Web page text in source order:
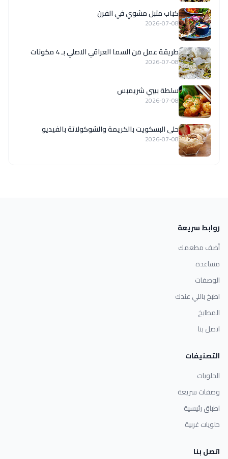
كباب متبل مشوي في الفرن
2026-07-08
طريقة عمل مَن السما العراقي الاصلي بـ 4 مكونات
2026-07-08
سلطة بيبي شريمبس
2026-07-08
حلى البسكويت بالكريمة والشوكولاتة بالفيديو
2026-07-08
روابط سريعة
أضف مطعمك
مساعدة
الوصفات
اطبخ باللي عندك
المطابخ
اتصل بنا
التصنيفات
الحلويات
وصفات سريعة
اطباق رئيسية
حلويات غربية
اتصل بنا